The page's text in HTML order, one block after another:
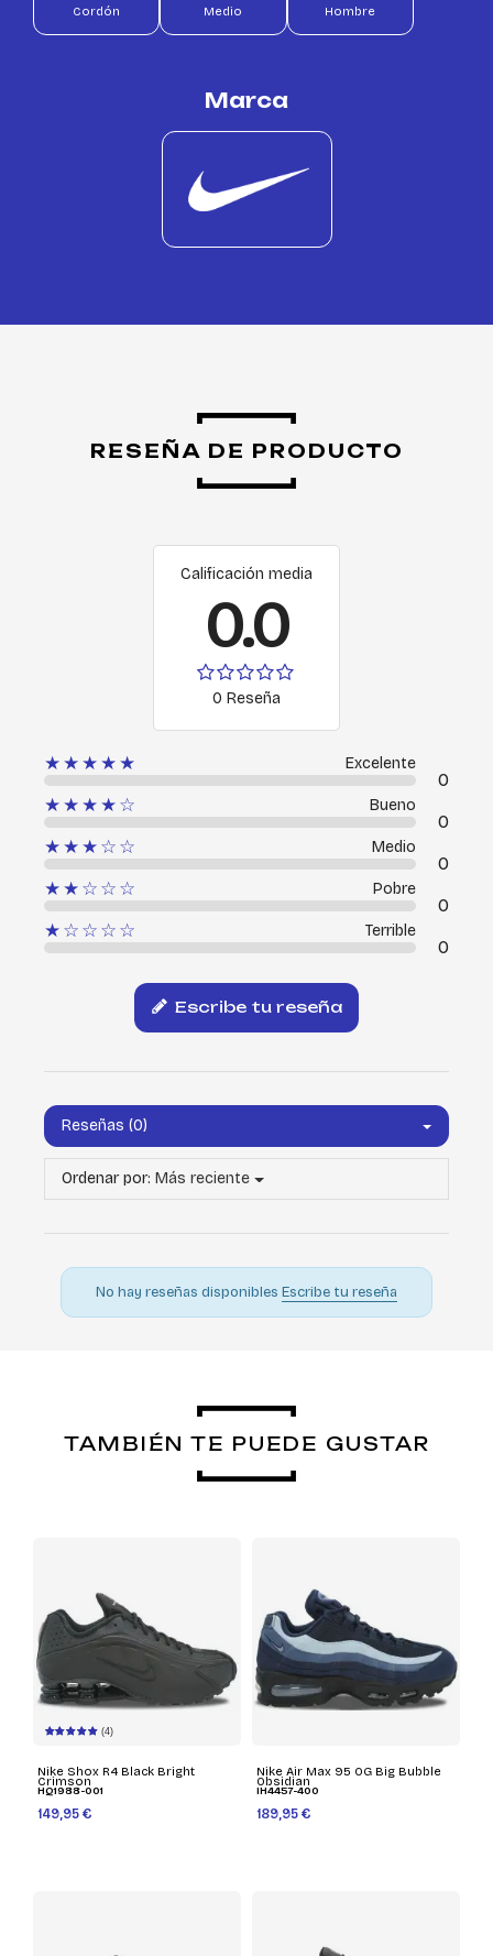
Cordón Medio Hombre
Marca
RESEÑA DE PRODUCTO
Calificación media
0.0
0 Reseña
★★★★★ Excelente
0
★★★★☆
Bueno
0
★★★☆☆
Medio
0
★★☆☆☆
Pobre
0
★☆☆☆☆
Terrible
0
Escribe tu reseña
Reseñas (0)
Ordenar por: Más reciente
No hay reseñas disponibles Escribe tu reseña
TAMBIÉN TE PUEDE GUSTAR
(4)
Nike Shox R4 Black Bright
Crimson
HQ1988-001
149,95 €
Nike Air Max 95 OG Big Bubble
Obsidian
IH4457-400
189,95 €